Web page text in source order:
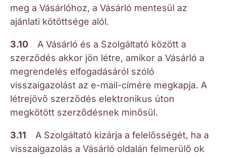
meg a Vásárlóhoz, a Vásárló mentesül az
ajánlati kötöttsége alól.
3.10 A Vásárló és a Szolgáltató között a
szerződés akkor jön létre, amikor a Vásárló a
megrendelés elfogadásáról szóló
visszaigazolást az e-mail-címére megkapja. A
létrejövő szerződés elektronikus úton
megkötött szerződésnek minősül.
3.11 A Szolgáltató kizárja a felelősségét, ha a
visszaigazolás a Vásárló oldalán felmerülő ok